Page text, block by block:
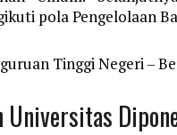
pola Pengelolaan
Tinggi Negeri –
Universitas